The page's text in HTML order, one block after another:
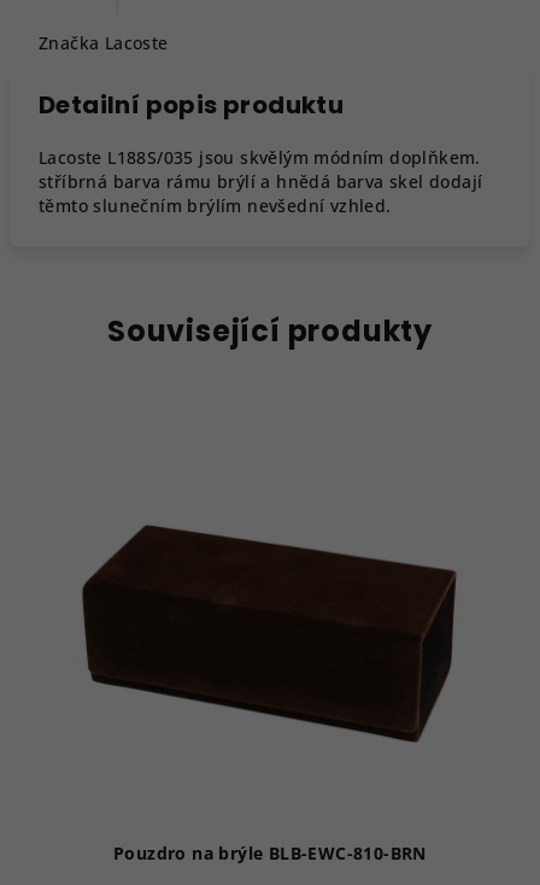
Značka Lacoste
Detailní popis produktu
Lacoste L188S/035 jsou skvělým módním doplňkem.
stříbrná barva rámu brýlí a hnědá barva skel dodají
těmto slunečním brýlím nevšední vzhled.
Související produkty
Pouzdro na brýle BLB-EWC-810-BRN